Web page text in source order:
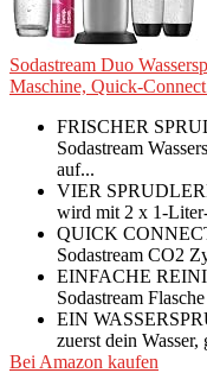
Sodastream Duo
Maschine, Quick-
FRISCHER
Sodastream
auf...
VIER
wird mit 2 x 1-
QUICK
Sodastream CO2
EINFACHE
Sodastream
EIN
zuerst dein
Bei Amazon kaufen